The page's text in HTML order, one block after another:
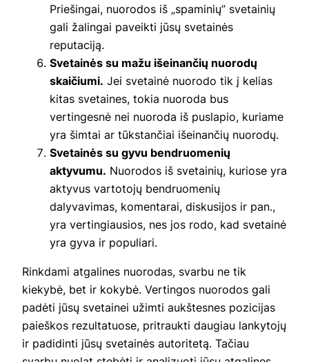
Priešingai, nuorodos iš „spaminių” svetainių
gali žalingai paveikti jūsų svetainės
reputaciją.
Svetainės su mažu išeinančių nuorodų
skaičiumi. Jei svetainė nuorodo tik į kelias
kitas svetaines, tokia nuoroda bus
vertingesnė nei nuoroda iš puslapio, kuriame
yra šimtai ar tūkstančiai išeinančių nuorodų.
Svetainės su gyvu bendruomenių
aktyvumu. Nuorodos iš svetainių, kuriose yra
aktyvus vartotojų bendruomenių
dalyvavimas, komentarai, diskusijos ir pan.,
yra vertingiausios, nes jos rodo, kad svetainė
yra gyva ir populiari.
Rinkdami atgalines nuorodas, svarbu ne tik
kiekybė, bet ir kokybė. Vertingos nuorodos gali
padėti jūsų svetainei užimti aukštesnes pozicijas
paieškos rezultatuose, pritraukti daugiau lankytojų
ir padidinti jūsų svetainės autoritetą. Tačiau